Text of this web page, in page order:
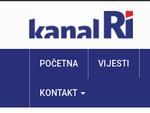
POČETNA VIJESTI
KONTAKT